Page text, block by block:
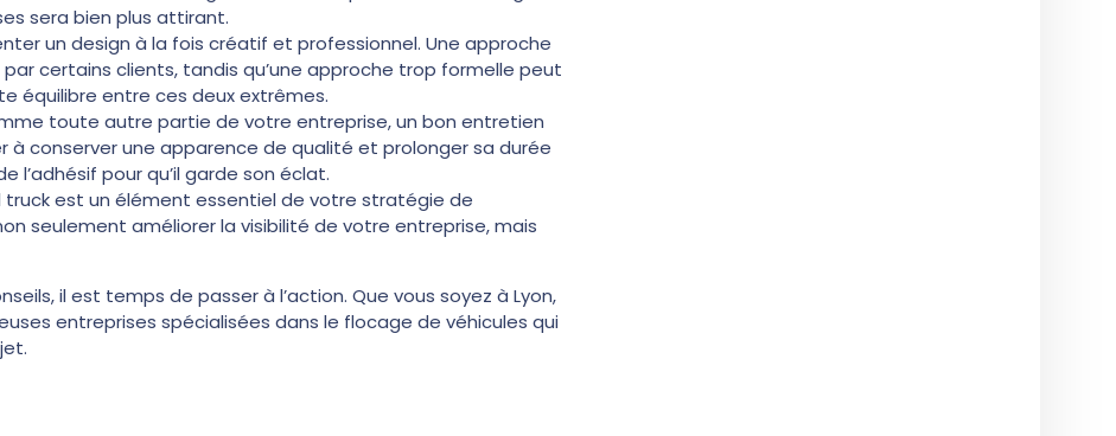
sera bien plus attirant.
un design à la fois créatif et professionnel. Une approche
certains clients, tandis qu’une approche trop formelle peut
équilibre entre ces deux extrêmes.
toute autre partie de votre entreprise, un bon entretien
conserver une apparence de qualité et prolonger sa durée
l’adhésif pour qu’il garde son éclat.
est un élément essentiel de votre stratégie de
seulement améliorer la visibilité de votre entreprise, mais
il est temps de passer à l’action. Que vous soyez à Lyon,
entreprises spécialisées dans le flocage de véhicules qui